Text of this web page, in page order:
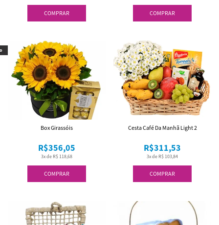
COMPRAR COMPRAR
COMPRAR
3x de R$ 118,68
R$356,05
Box Girassóis
COMPRAR
3x de R$ 103,84
R$311,53
Cesta Café Da Manhã Light 2